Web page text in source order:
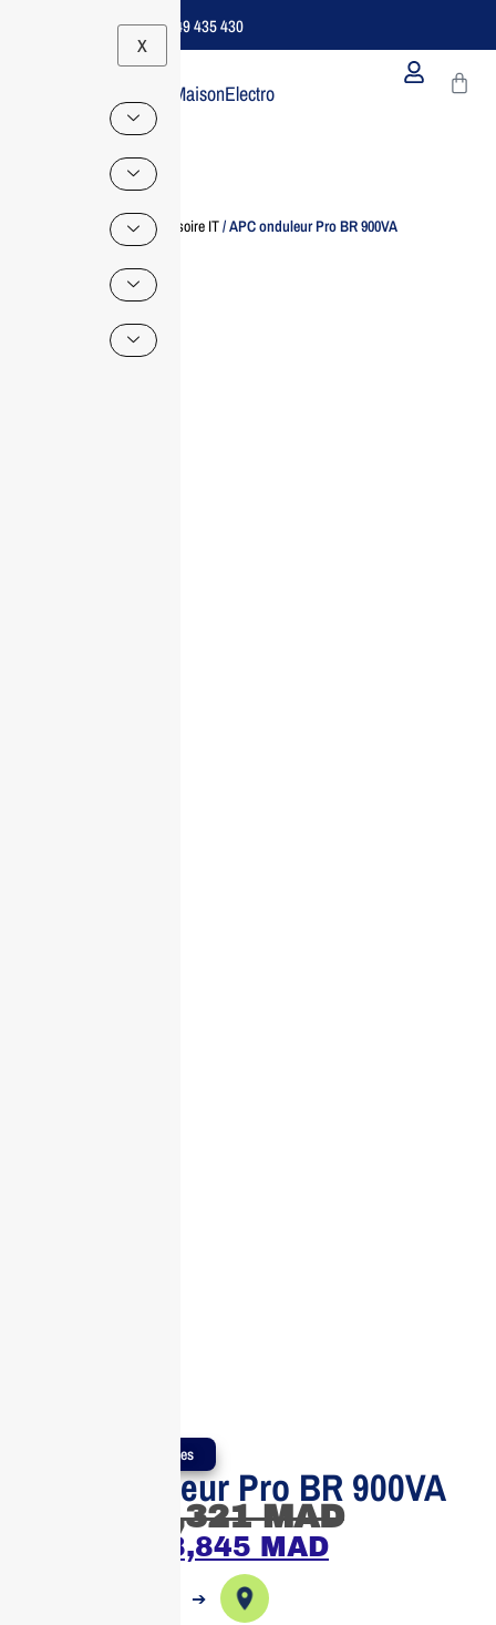
Support B2B Dédié | 06 49 435 430
X
MaisonElectro
Home/ Accessoire IT/ APC onduleur Pro BR 900VA
Produits Authentiques
APC onduleur Pro BR 900VA
4,321MAD
3,845 MAD
➔